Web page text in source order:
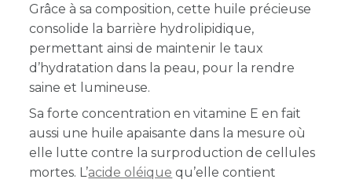
Grâce à sa composition, cette huile précieuse
consolide la barrière hydrolipidique,
permettant ainsi de maintenir le taux
d’hydratation dans la peau, pour la rendre
saine et lumineuse.
Sa forte concentration en vitamine E en fait
aussi une huile apaisante dans la mesure où
elle lutte contre la surproduction de cellules
mortes. L’acide oléique qu’elle contient